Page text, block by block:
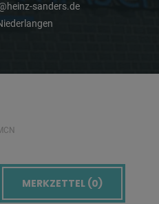
sanders.de
MERKZETTEL (0)